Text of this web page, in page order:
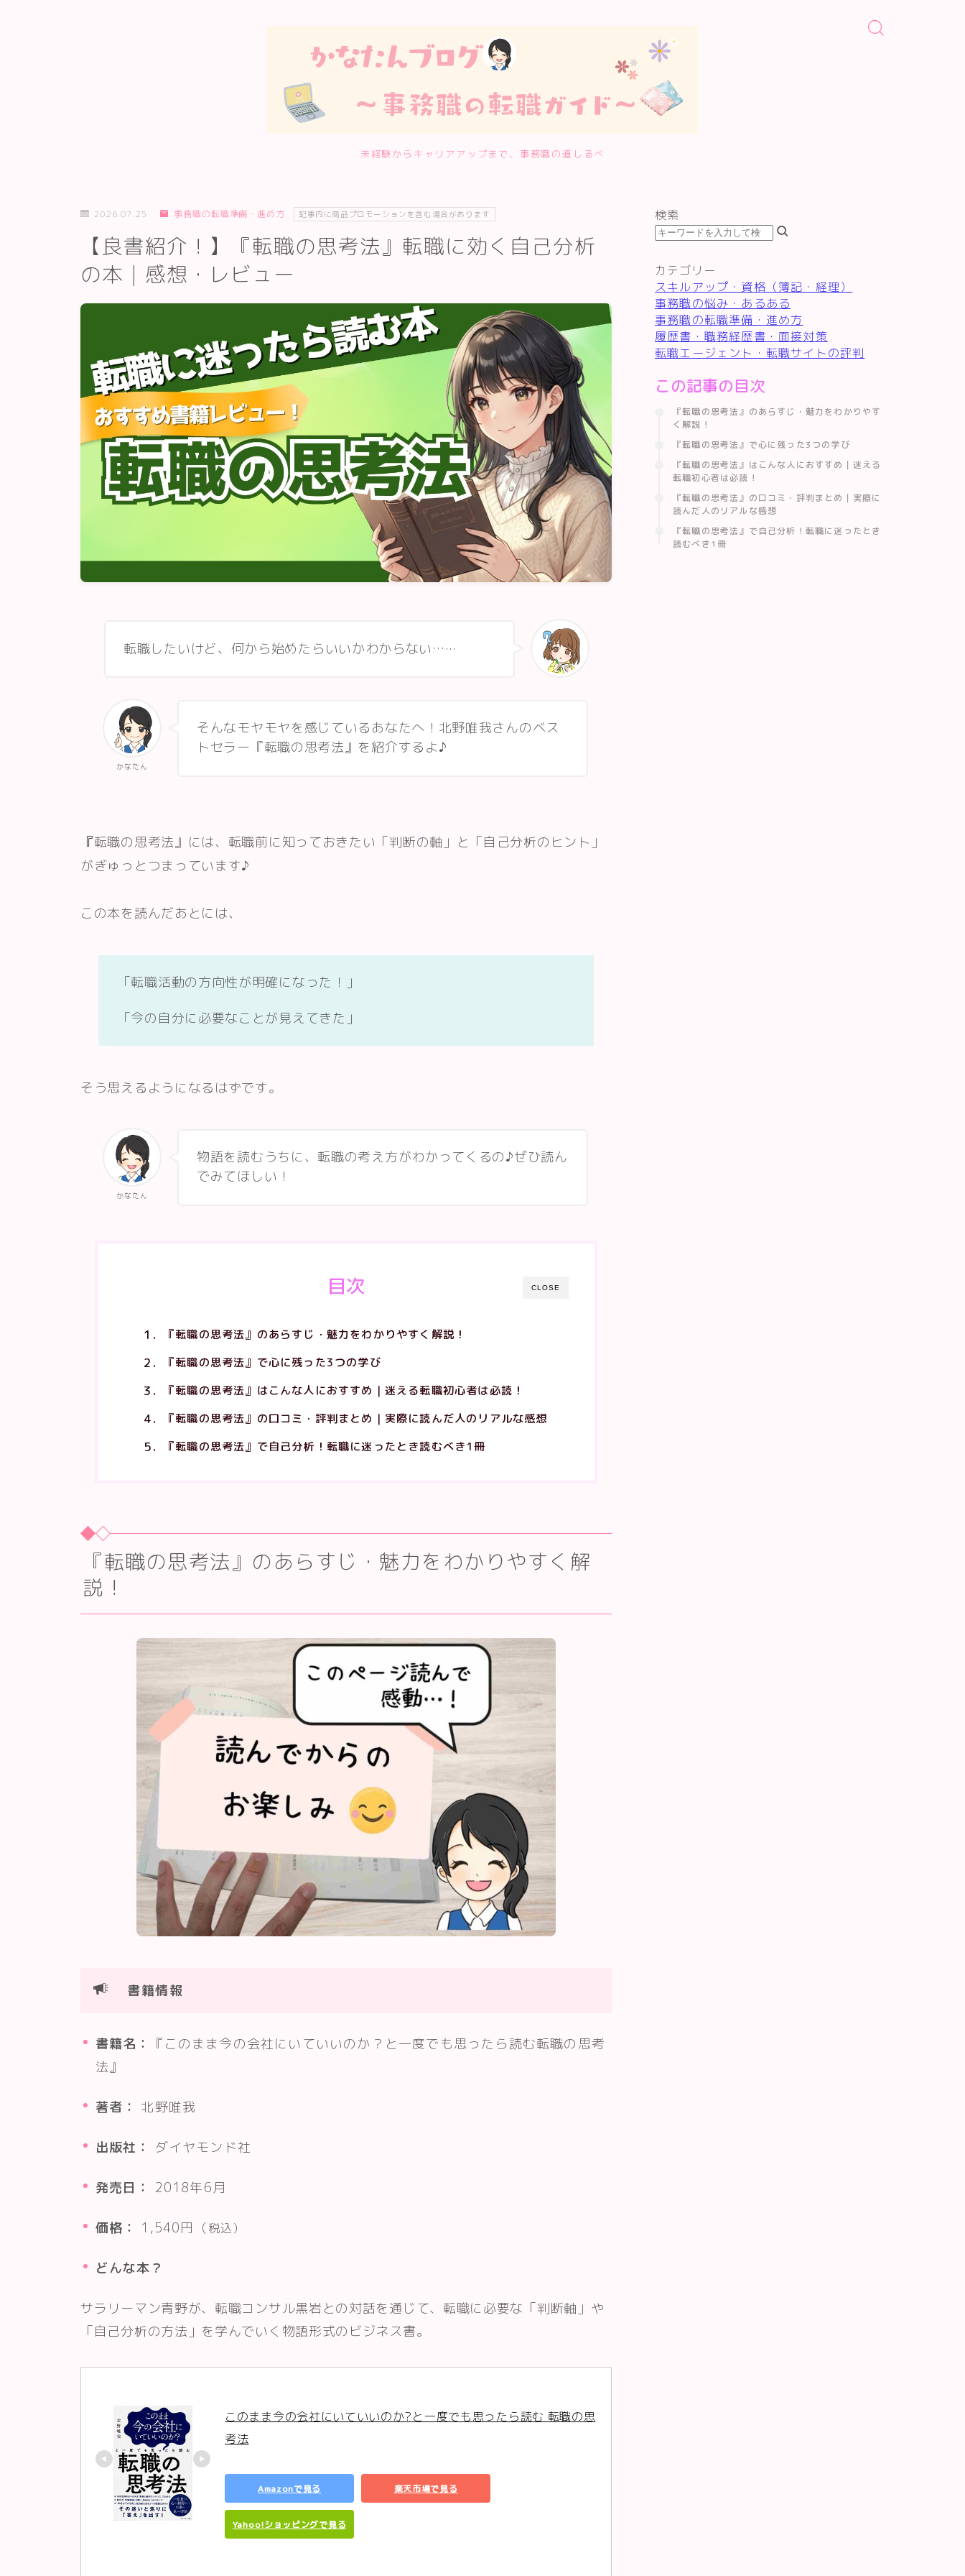
未経験からキャリアアップまで、事務職の道しるべ
2026.07.25 事務職の転職準備・進め方 記事内に商品プロモーションを含む場合があります
【良書紹介！】『転職の思考法』転職に効く自己分析
の本｜感想・レビュー
転職したいけど、何から始めたらいいかわからない… …
かなたん
そんなモヤモヤを感じているあなたへ！ 北野唯我さんのベス
トセラー『転職の思考法』 を紹介するよ♪
『転職の思考法』には、転職前に知っておきたい「判断の軸」と「自己分析のヒント」
がぎゅっとつまっています♪
この本を読んだあとには、
「転職活動の方向性が明確になった！」
「今の自分に必要なことが見えてきた」
そう思えるようになるはずです。
かなたん
物語を読むうちに、転職の考え方がわかってくるの♪ぜひ読ん
でみてほしい！
CLOSE
目次
『転職の思考法』のあらすじ・魅力をわかりやすく解説！
『転職の思考法』で心に残った3つの学び
『転職の思考法』はこんな人におすすめ｜迷える転職初心者は必読！
『転職の思考法』の口コミ・評判まとめ｜実際に読んだ人のリアルな感想
『転職の思考法』で自己分析！転職に迷ったとき読むべき1冊
『転職の思考法』のあらすじ・魅力をわかりやすく解
説！
書籍情報
書籍名：
『このまま今の会社にいていいのか？と一度でも思ったら読む転職の思考
法』
著者： 北野唯我
出版社： ダイヤモンド社
発売日： 2018年6月
価格： 1,540円（税込）
どんな本？
サラリーマン青野が、転職コンサル黒岩との対話を通じて、転職に必要な「判断軸」や
「自己分析の方法」を学んでいく物語形式のビジネス書。
このまま今の会社にいていいのか?と一度でも思ったら読む 転職の思
考法
Amazonで見る 楽天市場で見る
Yahoo!ショッピングで見る
検索
カテゴリー
スキルアップ・資格（簿記・経理）
事務職の悩み・あるある
事務職の転職準備・進め方
履歴書・職務経歴書・面接対策
転職エージェント・転職サイトの評判
この記事の目次
『転職の思考法』のあらすじ・魅力をわかりやす
く解説！
『転職の思考法』で心に残った3つの学び
『転職の思考法』はこんな人におすすめ｜迷える
転職初心者は必読！
『転職の思考法』の口コミ・評判まとめ｜実際に
読んだ人のリアルな感想
『転職の思考法』で自己分析！転職に迷ったとき
読むべき1冊